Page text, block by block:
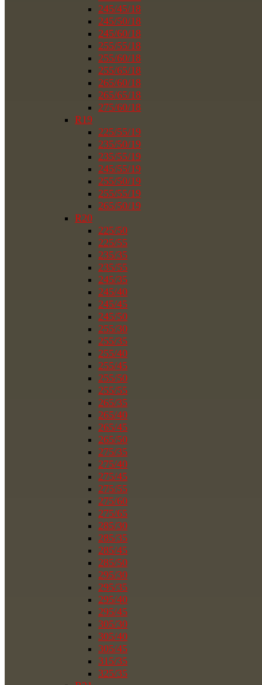
245/45/18
245/50/18
245/60/18
255/55/18
255/60/18
255/65/18
265/60/18
265/65/18
275/60/18
R19
225/55/19
235/50/19
235/55/19
245/55/19
255/50/19
255/55/19
265/50/19
R20
225/50
225/55
235/35
235/55
245/35
245/40
245/45
245/50
255/30
255/35
255/40
255/45
255/50
255/55
265/35
265/40
265/45
265/50
275/35
275/40
275/45
275/55
275/60
275/65
285/30
285/35
285/45
285/50
295/30
295/35
295/40
295/45
305/30
305/40
305/45
315/35
325/35